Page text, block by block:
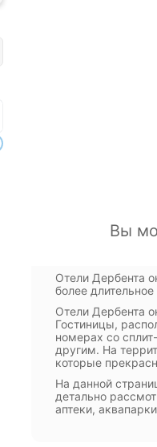
Отели Дербента
более
Отели Дербента
Гостиницы,
номерах со
другим. На
которые
На данной
детально
аптеки,